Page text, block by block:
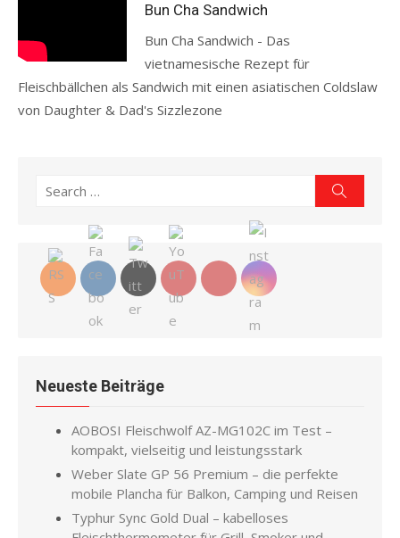
Bun Cha Sandwich
Bun Cha Sandwich - Das
vietnamesische Rezept für
Fleischbällchen als Sandwich mit einen asiatischen Coldslaw
von Daughter & Dad's Sizzlezone
Search
Neueste Beiträge
AOBOSI Fleischwolf AZ-MG102C im Test –
kompakt, vielseitig und leistungsstark
Weber Slate GP 56 Premium – die perfekte
mobile Plancha für Balkon, Camping und Reisen
Typhur Sync Gold Dual – kabelloses